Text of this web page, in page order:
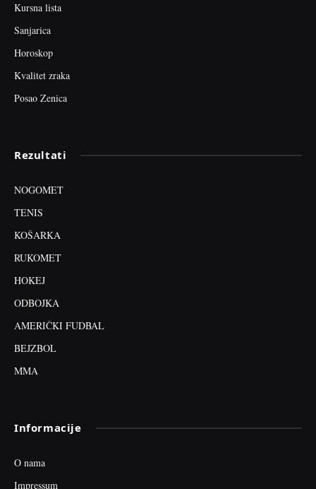
Kursna lista
Sanjarica
Horoskop
Kvalitet zraka
Posao Zenica
Rezultati
NOGOMET
TENIS
KOŠARKA
RUKOMET
HOKEJ
ODBOJKA
AMERIČKI FUDBAL
BEJZBOL
MMA
Informacije
O nama
Impressum